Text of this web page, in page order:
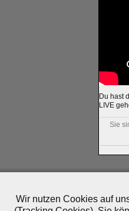
Du hast
LIVE
Sie
© 2010-
Wir nutzen Cookies auf